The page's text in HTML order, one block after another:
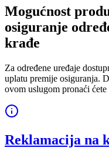
Mogućnost
osiguranje
krađe
Za određene uređaje
uplatu premije osiguranja.
ovom uslugom pronaći ćete
Reklamacija na